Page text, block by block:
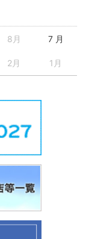
8月 7 月
2月 1月